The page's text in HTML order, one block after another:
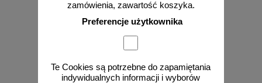
zamówienia, zawartość koszyka.
Preferencje użytkownika
Te Cookies są potrzebne do zapamiętania
indywidualnych informacji i wyborów
od 10,76 zł
8,75 zł netto
od 10,76 zł
8,75 zł netto